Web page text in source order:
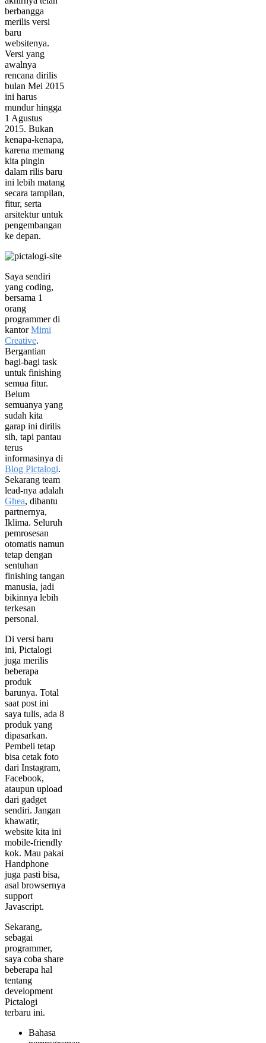
berbangga
merilis versi
baru
websitenya.
Versi yang
awalnya
rencana dirilis
bulan Mei 2015
ini harus
mundur hingga
1 Agustus
2015. Bukan
kenapa-kenapa,
karena memang
kita pingin
dalam rilis baru
ini lebih matang
secara tampilan,
fitur, serta
arsitektur untuk
pengembangan
ke depan.
Saya sendiri
yang coding,
bersama 1
orang
programmer di
kantorMimi
Creative.
Bergantian
bagi-bagi task
untuk finishing
semua fitur.
Belum
semuanya yang
sudah kita
garap ini dirilis
sih, tapi pantau
terus
informasinya di
Blog Pictalogi.
Sekarang team
lead-nya adalah
Ghea, dibantu
partnernya,
Iklima. Seluruh
pemrosesan
otomatis namun
tetap dengan
sentuhan
finishing tangan
manusia, jadi
bikinnya lebih
terkesan
personal.
Di versi baru
ini, Pictalogi
juga merilis
beberapa
produk
barunya. Total
saat post ini
saya tulis, ada 8
produk yang
dipasarkan.
Pembeli tetap
bisa cetak foto
dari Instagram,
Facebook,
ataupun upload
dari gadget
sendiri. Jangan
khawatir,
website kita ini
mobile-friendly
kok. Mau pakai
Handphone
juga pasti bisa,
asal browsernya
support
Javascript.
Sekarang,
sebagai
programmer,
saya coba share
beberapa hal
tentang
development
Pictalogi
terbaru ini.
Bahasa